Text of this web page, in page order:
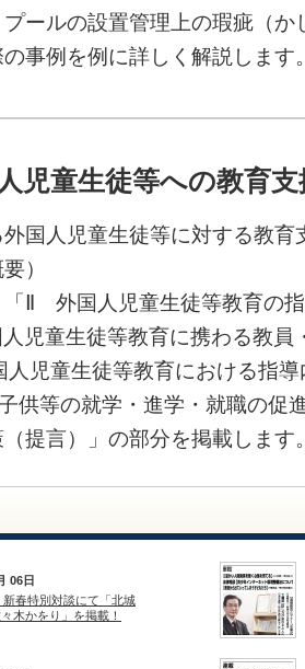
ールの設置管理上の瑕疵（か
事例を例に詳しく解説します
児童生徒等への教育
外国人児童生徒等に対する教
）
「Ⅱ 外国人児童生徒等教育の
児童生徒等教育に携わる教員
児童生徒等教育における指導
供等の就学・進学・就職の促
提言）」の部分を掲載します
06日
春特別対談にて「北城
木かをり」を掲載！